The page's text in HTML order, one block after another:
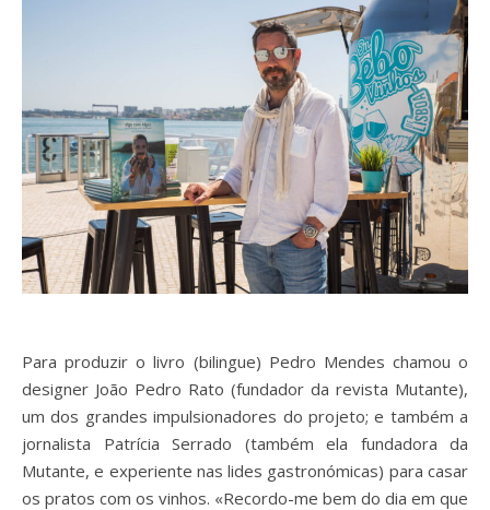
Para produzir o livro (bilingue) Pedro Mendes chamou o
designer João Pedro Rato (fundador da revista Mutante),
um dos grandes impulsionadores do projeto; e também a
jornalista Patrícia Serrado (também ela fundadora da
Mutante, e experiente nas lides gastronómicas) para casar
os pratos com os vinhos. «Recordo-me bem do dia em que